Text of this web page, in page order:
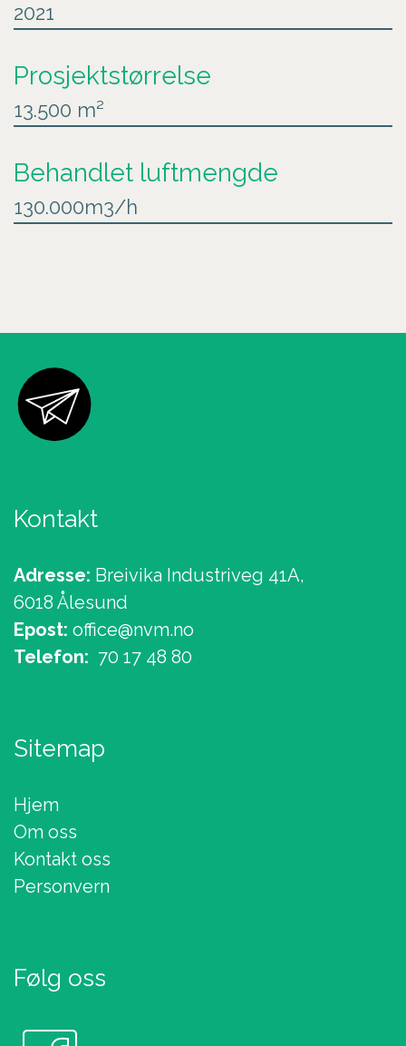
2021
Prosjektstørrelse
13.500 m²
Behandlet luftmengde
130.000m3/h
Kontakt
Adresse: Breivika Industriveg 41A,
6018 Ålesund
Epost: office@nvm.no
Telefon: 70 17 48 80
Sitemap
Hjem
Om oss
Kontakt oss
Personvern
Følg oss